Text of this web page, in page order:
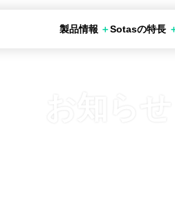
製品情報 Sotasの特長